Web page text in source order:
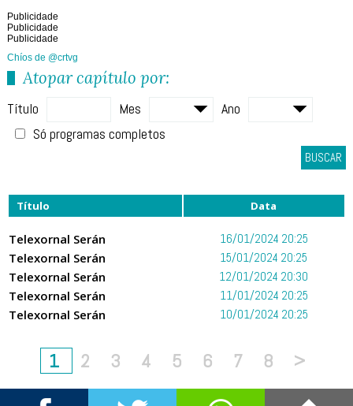
Publicidade
Publicidade
Publicidade
Chíos de @crtvg
Atopar capítulo por:
Título Mes
Ano
Só programas completos
BUSCAR
Título Data
Telexornal Serán 16/01/2024 20:25
Telexornal Serán 15/01/2024 20:25
Telexornal Serán 12/01/2024 20:30
Telexornal Serán 11/01/2024 20:25
Telexornal Serán 10/01/2024 20:25
1 2 3 4 5 6 7 8 >